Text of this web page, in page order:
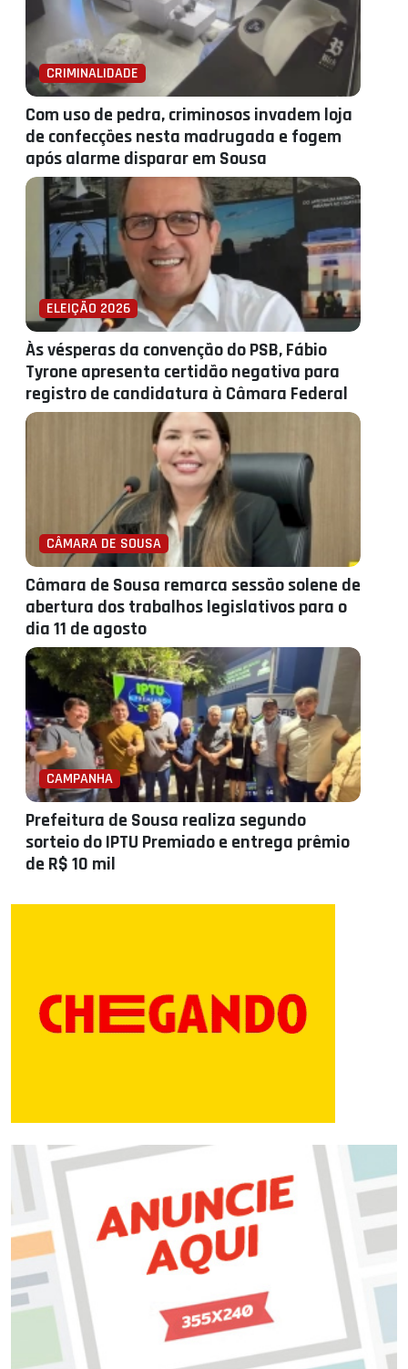
CRIMINALIDADE
Com uso de pedra, criminosos invadem loja
de confecções nesta madrugada e fogem
após alarme disparar em Sousa
ELEIÇÃO 2026
Às vésperas da convenção do PSB, Fábio
Tyrone apresenta certidão negativa para
registro de candidatura à Câmara Federal
CÂMARA DE SOUSA
Câmara de Sousa remarca sessão solene de
abertura dos trabalhos legislativos para o
dia 11 de agosto
CAMPANHA
Prefeitura de Sousa realiza segundo
sorteio do IPTU Premiado e entrega prêmio
de R$ 10 mil